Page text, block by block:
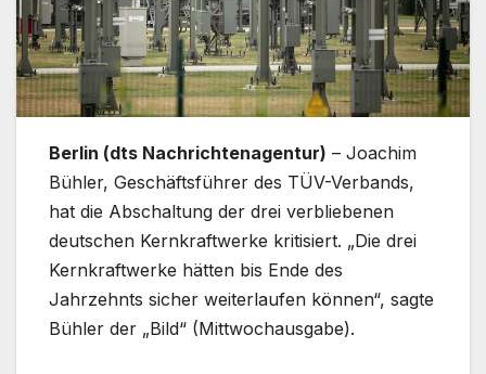
Berlin (dts Nachrichtenagentur) – Joachim
Bühler, Geschäftsführer des TÜV-Verbands,
hat die Abschaltung der drei verbliebenen
deutschen Kernkraftwerke kritisiert. „Die drei
Kernkraftwerke hätten bis Ende des
Jahrzehnts sicher weiterlaufen können“, sagte
Bühler der „Bild“ (Mittwochausgabe).